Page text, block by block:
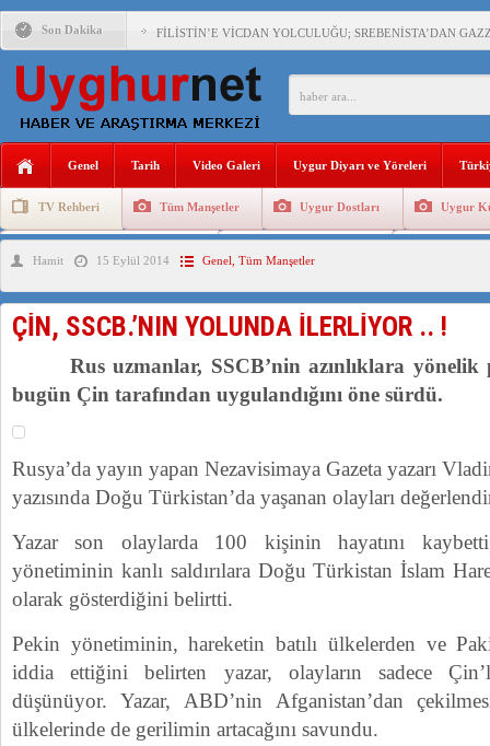
Son Dakika FİLİSTİN’E VİCDAN YOLCULUĞU; SREBENİSTA’DAN
ÇİN’İN “GÜVENLİK”SÖYLEMİ İLE DOĞU TÜRKİSTAN’DA
PAKİSTAN,AFGANİSTAN’DA YAŞAYAN UYGURLARA
ANAHTAR PARTİ GENEL BAŞKANI AĞIRALİOĞLU :
ÇİN’İN DOĞU TÜRKİSTAN’DAKİ UYGULAMALARI
DİYANET AKADEMİSİ BAŞKANI DOÇ.DR.KAAN : DOĞU
150 YILDIR KAYNAYAN YARAMIZ : ÇİN İŞGALİNDEKİ
Genel Tarih Video Galeri Uygur Diyarı ve Yöreleri
TV Rehberi Tüm Manşetler Uygur Dostları Uygur
Uygurlarda Düğün ve Cenaze
Hamit 15 Eylül 2014 Genel Tüm Manşetler
ÇİN, SSCB.’NIN YOLUNDA İLERLİYOR .. !
Rus uzmanlar, SSCB’nin azınlıklara yönelik
bugün Çin tarafından uygulandığını öne sürdü.
Rusya’da yayın yapan Nezavisimaya Gazeta yazarı
yazısında Doğu Türkistan’da yaşanan olayları
Yazar son olaylarda 100 kişinin hayatını
yönetiminin kanlı saldırılara Doğu Türkistan İslam
olarak gösterdiğini belirtti.
Pekin yönetiminin, hareketin batılı ülkelerden ve
iddia ettiğini belirten yazar, olayların sadece Çin’le
düşünüyor. Yazar, ABD’nin Afganistan’dan
ülkelerinde de gerilimin artacağını savundu.